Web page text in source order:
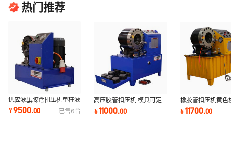
热门推荐
供应液压胶管扣压机单柱液
压机小型卧式扣压机
¥9500.00 已售6台
高压胶管扣压机 模具可定
缩管机锁管机液压车间压力
机软管压接机
¥11000.00
橡胶管扣压机黄色
液压管缩管机卧式
¥11700.00